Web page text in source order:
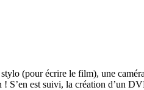
(pour écrire le film), une
est suivi, la création d’un